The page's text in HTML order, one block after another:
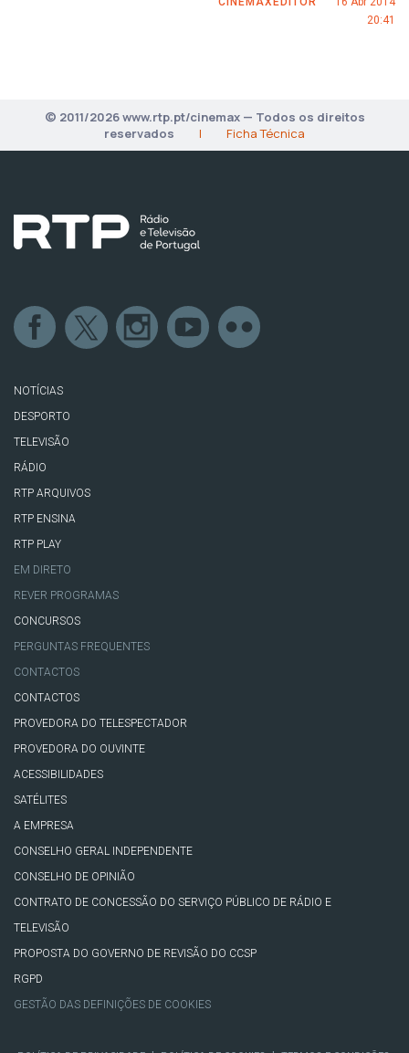
20:41
© 2011/2026 www.rtp.pt/cinemax — Todos os direitos
reservados
| Ficha Técnica
NOTÍCIAS
DESPORTO
TELEVISÃO
RÁDIO
RTP ARQUIVOS
RTP ENSINA
RTP PLAY
EM DIRETO
REVER PROGRAMAS
CONCURSOS
PERGUNTAS FREQUENTES
CONTACTOS
CONTACTOS
PROVEDORA DO TELESPECTADOR
PROVEDORA DO OUVINTE
ACESSIBILIDADES
SATÉLITES
A EMPRESA
CONSELHO GERAL INDEPENDENTE
CONSELHO DE OPINIÃO
CONTRATO DE CONCESSÃO DO SERVIÇO PÚBLICO DE RÁDIO E
TELEVISÃO
PROPOSTA DO GOVERNO DE REVISÃO DO CCSP
RGPD
GESTÃO DAS DEFINIÇÕES DE COOKIES